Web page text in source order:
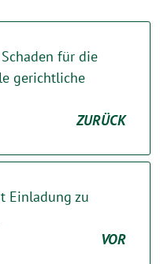
für die
gerichtliche
ZURÜCK
Einladung zu
VOR